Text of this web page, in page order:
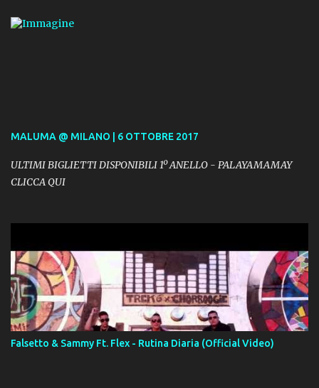
MALUMA @ MILANO | 6 OTTOBRE 2017
ULTIMI BIGLIETTI DISPONIBILI 1º ANELLO - PALAYAMAMAY
CLICCA QUI
Falsetto & Sammy Ft. Flex - Rutina Diaria (Official Video)